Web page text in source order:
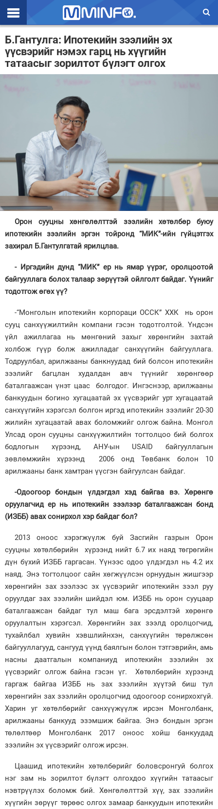
Эхлэл
Цаг агаар
Валют ханш
Үзэл бодол
Спорт
Нийгэм
Дэлхий
Зурхай
Б.Гантулга: Ипотекийн зээлийн эх
үүсвэрийг нэмэх гарц нь хүүгийн
татаасыг зорилтот бүлэгт олгох
Орон сууцны хөнгөлөлттэй зээлийн хөтөлбөр буюу
ипотекийн зээлийн эргэн тойронд “МИК”-ийн гүйцэтгэх
захирал Б.Гантулгатай ярилцлаа.
- Иргэдийн дунд “MИК” ер нь ямар үүрэг, оролцоотой
байгууллага болох талаар зөрүүтэй ойлголт байдаг. Үүнийг
тодотгож өгөх үү?
-“Монголын ипотекийн корпораци ОССК” ХХК нь орон
сууц санхүүжилтийн компани гэсэн тодотголтой. Үндсэн
үйл ажиллагаа нь мөнгөний захыг хөрөнгийн захтай
холбож гүүр болж ажилладаг санхүүгийн байгууллага.
Тодруулбал, арилжааны банкнуудад бий болсон ипотекийн
зээлийг багцлан худалдан авч түүнийг хөрөнгөөр
баталгаажсан үнэт цаас болгодог. Ингэснээр, арилжааны
банкуудын богино хугацаатай эх үүсвэрийг урт хугацаатай
санхүүгийн хэрэгсэл болгон иргэд ипотекийн зээлийг 20-30
жилийн хугацаатай авах боломжийг олгож байна. Монгол
Улсад орон сууцны санхүүжилтийн тогтолцоо бий болгох
бодлогын хүрээнд, АНУ-ын USAID байгууллагын
зөвлөмжийн хүрээнд 2006 онд Төвбанк болон 10
арилжааны банк хамтран үүсгэн байгуулсан байдаг.
-Одоогоор бондын үлдэгдэл хэд байгаа вэ. Хөрөнгө
оруулагчид ер нь ипотекийн зээлээр баталгаажсан бонд
(ИЗББ) авах сонирхол хэр байдаг бол?
2013 оноос хэрэгжүүлж буй Засгийн газрын Орон
сууцны хөтөлбөрийн хүрээнд нийт 6.7 их наяд төгрөгийн
дүн бүхий ИЗББ гаргасан. Үүнээс одоо үлдэгдэл нь 4.2 их
наяд. Энэ тогтолцоог сайн хөгжүүлсэн орнуудын жишгээр
хөрөнгийн зах зээлээс эх үүсвэрийг ипотекийн зээл руу
оруулдаг зах зээлийн шийдэл юм. ИЗББ нь орон сууцаар
баталгаажсан байдаг тул маш бага эрсдэлтэй хөрөнгө
оруулалтын хэрэгсэл. Хөрөнгийн зах зээлд оролцогчид,
тухайлбал хувийн хэвшлийнхэн, санхүүгийн төрөлжсөн
байгууллагууд, сангууд үүнд баялгын болон тэтгэврийн, амь
насны даатгалын компаниуд ипотекийн зээлийн эх
үүсвэрийг олгож байна гэсэн үг. Хөтөлбөрийн хүрээнд
гаргаж байгаа ИЗББ нь зах зээлийн хүүтэй биш тул
хөрөнгийн зах зээлийн оролцогчид одоогоор сонирхохгүй.
Харин уг хөтөлбөрийг санхүүжүүлж ирсэн Монголбанк,
арилжааны банкууд эзэмшиж байгаа. Энэ бондын эргэн
төлөлтөөр Монголбанк 2017 оноос хойш банкуудад
зээлийн эх үүсвэрийг олгож ирсэн.
Цаашид ипотекийн хөтөлбөрийг боловсронгуй болгох
нэг зам нь зорилтот бүлэгт олгохдоо хүүгийн татаасыг
нэвтрүүлэх боломж бий. Хөнгөлөлттэй хүү, зах зээлийн
хүүгийн зөрүүг төрөөс олгох замаар банкуудын ипотекийн